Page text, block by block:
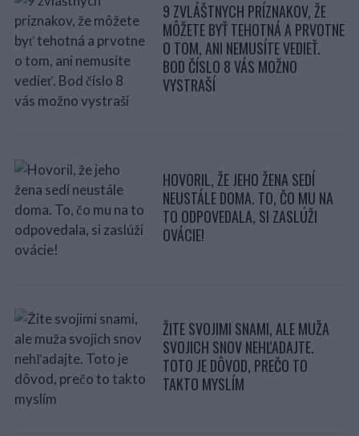
9 ZVLÁŠTNYCH PRÍZNAKOV, ŽE
MÔŽETE BYŤ TEHOTNÁ A PRVOTNE
O TOM, ANI NEMUSÍTE VEDIEŤ.
BOD ČÍSLO 8 VÁS MOŽNO
VYSTRAŠÍ
HOVORIL, ŽE JEHO ŽENA SEDÍ
NEUSTÁLE DOMA. TO, ČO MU NA
TO ODPOVEDALA, SI ZASLÚŽI
OVÁCIE!
ŽITE SVOJIMI SNAMI, ALE MUŽA
SVOJICH SNOV NEHĽADAJTE.
TOTO JE DÔVOD, PREČO TO
TAKTO MYSLÍM